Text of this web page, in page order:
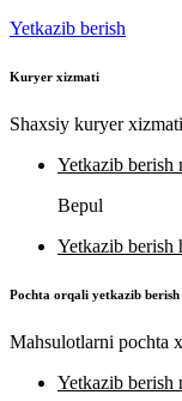
Yetkazib berish
Kuryer xizmati
Shaxsiy kuryer
Yetkazib berish
Bepul
Yetkazib berish
Pochta orqali yetkazib berish
Mahsulotlarni pochta
Yetkazib berish